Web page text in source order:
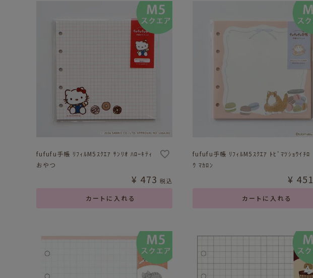
fufufu手帳 ﾘﾌｨﾙM5ｽｸｴｱ ｻﾝﾘｵ ﾊﾛｰｷﾃｨ
おやつ
カートに入れる
¥ 473 税込
fufufu手帳 ﾘﾌｨﾙM5ｽｸｴｱ ﾄﾋﾞﾏﾂｼｮｳｲﾁﾛ
ｳ ﾏｶﾛﾝ
カートに入れる
¥ 451